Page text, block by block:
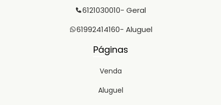
6121030010- Geral
61992414160- Aluguel
Páginas
Venda
Aluguel